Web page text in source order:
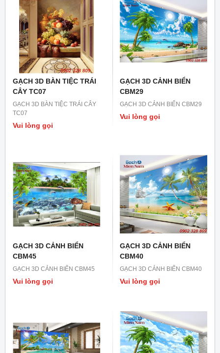
GẠCH 3D BÀN TIỆC TRÁI
CÂY TC07
GẠCH 3D BÀN TIỆC TRÁI CÂY
TC07
Vui lòng gọi
GẠCH 3D CẢNH BIỂN
CBM29
GẠCH 3D CẢNH BIỂN CBM29
Vui lòng gọi
GẠCH 3D CẢNH BIỂN
CBM45
GẠCH 3D CẢNH BIỂN CBM45
Vui lòng gọi
GẠCH 3D CẢNH BIỂN
CBM40
GẠCH 3D CẢNH BIỂN CBM40
Vui lòng gọi